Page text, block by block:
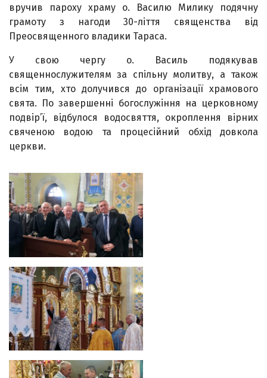
вручив пароху храму о. Василю Милику подячну
грамоту з нагоди 30-ліття священства від
Преосвященного владики Тараса.
У свою чергу о. Василь подякував
священнослужителям за спільну молитву, а також
всім тим, хто долучився до організації храмового
свята. По завершенні богослужіння на церковному
подвір’ї, відбулося водосвяття, окроплення вірних
свяченою водою та процесійний обхід довкола
церкви.